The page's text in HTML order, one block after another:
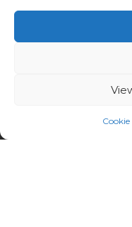
Localisations des Bureaux